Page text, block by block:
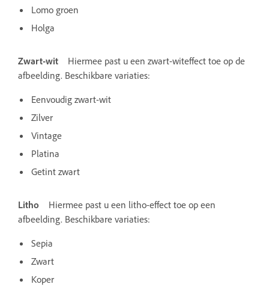
Lomo groen
Holga
Zwart-wit
Hiermee past u een zwart-witeffect toe op de
afbeelding. Beschikbare variaties:
Eenvoudig zwart-wit
Zilver
Vintage
Platina
Getint zwart
Litho
Hiermee past u een litho-effect toe op een
afbeelding. Beschikbare variaties:
Sepia
Zwart
Koper